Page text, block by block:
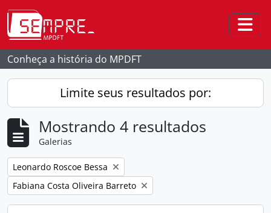
Skip to main content
Conheça a história do MPDFT
Limite seus resultados por:
Mostrando 4 resultados
Galerias
Remover filtro:
Leonardo Roscoe Bessa
Remover filtro:
Fabiana Costa Oliveira Barreto